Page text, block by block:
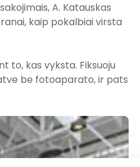
A. Katauskas
kaip pokalbiai virsta
to, kas vyksta. Fiksuoju
be fotoaparato, ir pats